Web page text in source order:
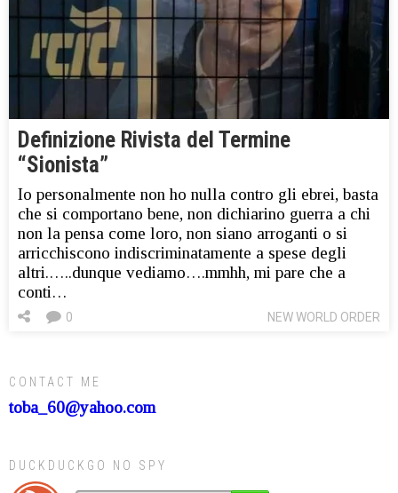
Definizione Rivista del Termine
“Sionista”
Io personalmente non ho nulla contro gli ebrei, basta
che si comportano bene, non dichiarino guerra a chi
non la pensa come loro, non siano arroganti o si
arricchiscono indiscriminatamente a spese degli
altri.…..dunque vediamo….mmhh, mi pare che a
conti…
NEW WORLD ORDER
0
CONTACT ME
toba_60@yahoo.com
DUCKDUCKGO NO SPY